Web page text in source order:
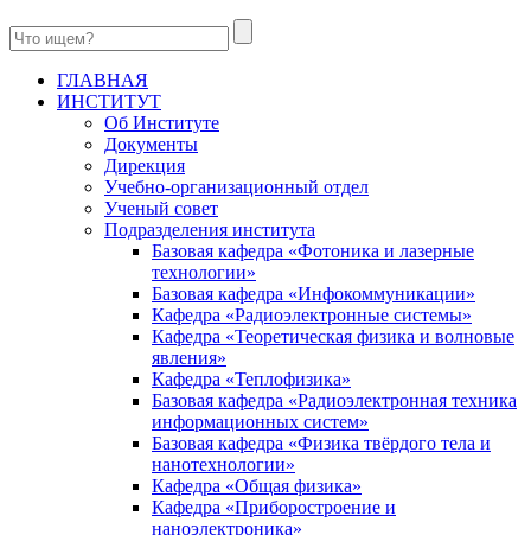
ГЛАВНАЯ
ИНСТИТУТ
Об Институте
Документы
Дирекция
Учебно-организационный отдел
Ученый совет
Подразделения института
Базовая кафедра «Фотоника и лазерные
технологии»
Базовая кафедра «Инфокоммуникации»
Кафедра «Радиоэлектронные системы»
Кафедра «Теоретическая физика и волновые
явления»
Кафедра «Теплофизика»
Базовая кафедра «Радиоэлектронная техника
информационных систем»
Базовая кафедра «Физика твёрдого тела и
нанотехнологии»
Кафедра «Общая физика»
Кафедра «Приборостроение и
наноэлектроника»